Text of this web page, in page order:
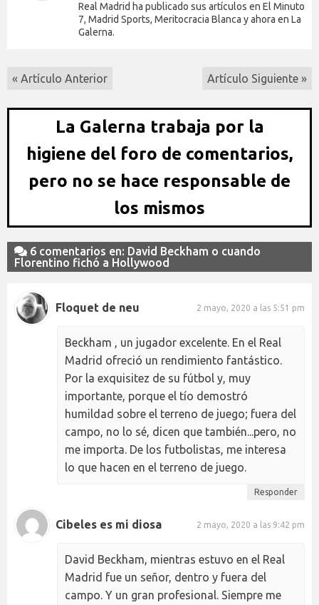
Real Madrid ha publicado sus artículos en El Minuto
7, Madrid Sports, Meritocracia Blanca y ahora en La
Galerna.
« Artículo Anterior Artículo Siguiente »
La Galerna trabaja por la
higiene del foro de comentarios,
pero no se hace responsable de
los mismos
6 comentarios en: David Beckham o cuando
Florentino fichó a Hollywood
Floquet de neu 2 mayo, 2020 a las 5:51 pm
Beckham , un jugador excelente. En el Real
Madrid ofreció un rendimiento fantástico.
Por la exquisitez de su fútbol y, muy
importante, porque el tío demostró
humildad sobre el terreno de juego; fuera del
campo, no lo sé, dicen que también...pero, no
me importa. De los futbolistas, me interesa
lo que hacen en el terreno de juego.
Responder
Cibeles es mi diosa 2 mayo, 2020 a las 9:42 pm
David Beckham, mientras estuvo en el Real
Madrid fue un señor, dentro y fuera del
campo. Y un gran profesional. Siempre me